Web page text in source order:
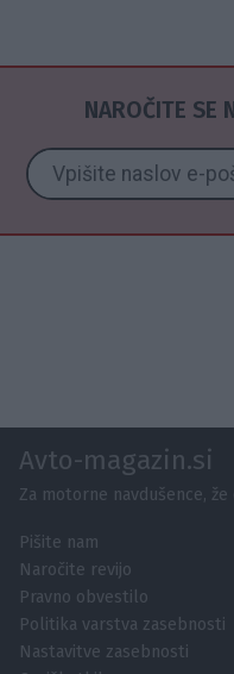
NAROČITE SE
Avto-magazin.si
Za motorne navdušence,
Pišite nam
Naročite revijo
Pravno obvestilo
Politika varstva zasebnosti
Nastavitve zasebnosti